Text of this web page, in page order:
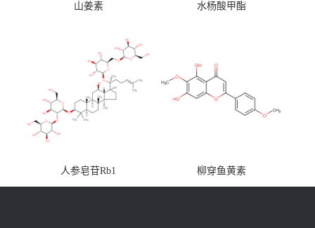
山姜素 水杨酸甲酯
人参皂苷Rb1 柳穿鱼黄素